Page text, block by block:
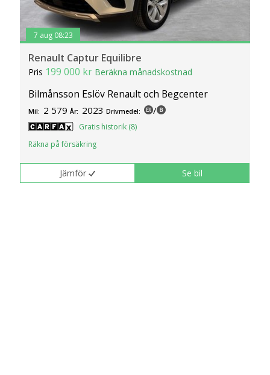
7 aug 08:23
Renault Captur Equilibre
Pris 199 000 kr Beräkna månadskostnad
Bilmånsson Eslöv Renault och Begcenter
Mil: 2 579 År: 2023 Drivmedel: /
Gratis historik (8)
Räkna på försäkring
Jämför Se bil